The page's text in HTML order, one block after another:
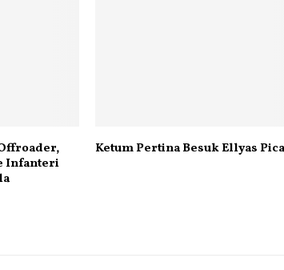
Infanteri
Ketum Pertina Besuk Ellyas